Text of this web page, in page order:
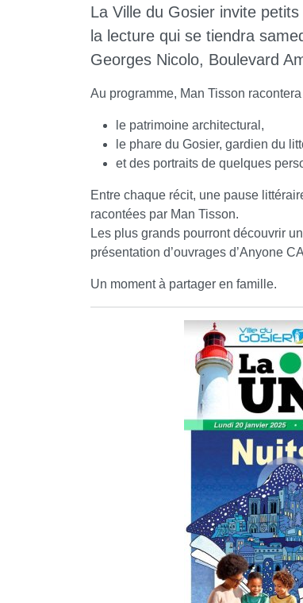
La Ville du Gosier invite
la lecture qui se tiendra
Georges Nicolo, Boulevard
Au programme, Man Tisson
le patrimoine architectural,
le phare du Gosier, gardien du
et des portraits de quelques
Entre chaque récit, une pause
racontées par Man Tisson.
Les plus grands pourront découvrir
présentation d’ouvrages d’Anyone
Un moment à partager en famille.